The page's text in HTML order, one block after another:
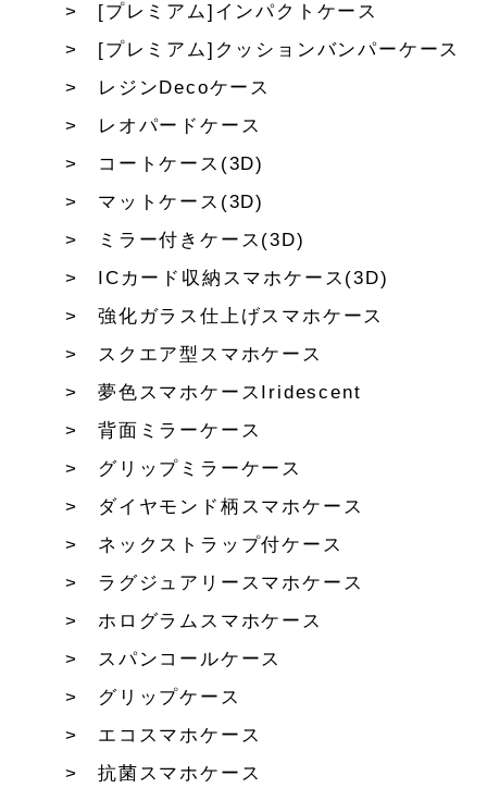
[プレミアム]インパクトケース
[プレミアム]クッションバンパーケース
レジンDecoケース
レオパードケース
コートケース(3D)
マットケース(3D)
ミラー付きケース(3D)
ICカード収納スマホケース(3D)
強化ガラス仕上げスマホケース
スクエア型スマホケース
夢色スマホケースIridescent
背面ミラーケース
グリップミラーケース
ダイヤモンド柄スマホケース
ネックストラップ付ケース
ラグジュアリースマホケース
ホログラムスマホケース
スパンコールケース
グリップケース
エコスマホケース
抗菌スマホケース